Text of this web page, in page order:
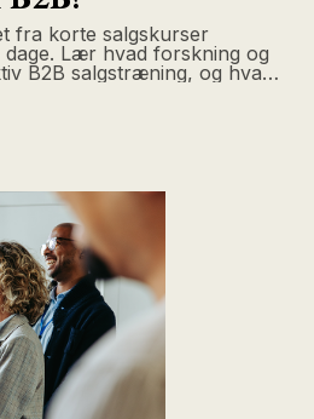
fra korte salgskurser
Lær hvad forskning og
B2B salgstræning, og hvad